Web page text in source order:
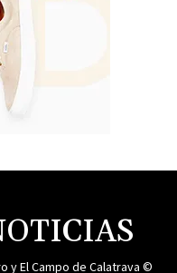
y El Campo de Calatrava ©